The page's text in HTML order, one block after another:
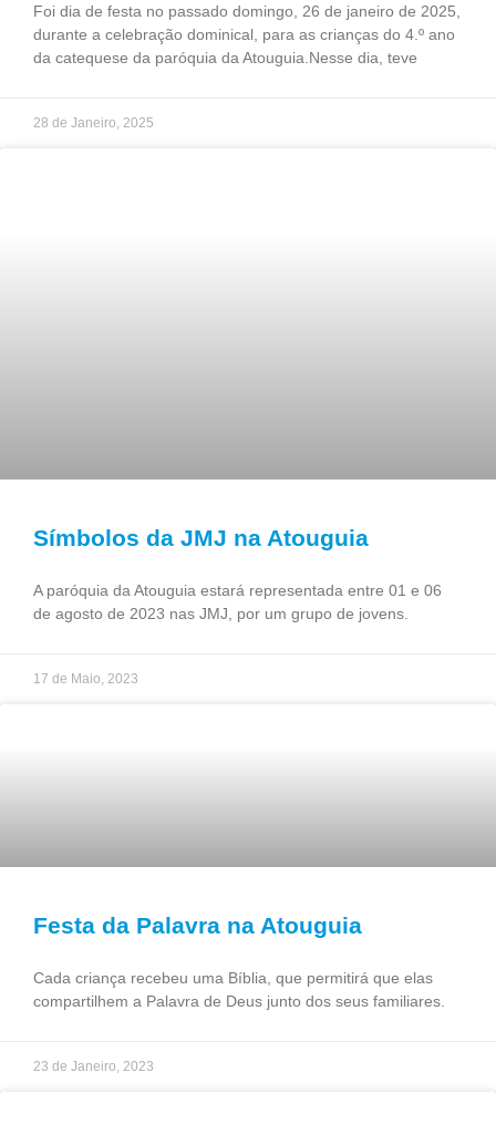
Foi dia de festa no passado domingo, 26 de janeiro de 2025,
durante a celebração dominical, para as crianças do 4.º ano
da catequese da paróquia da Atouguia.Nesse dia, teve
28 de Janeiro, 2025
Símbolos da JMJ na Atouguia
A paróquia da Atouguia estará representada entre 01 e 06
de agosto de 2023 nas JMJ, por um grupo de jovens.
17 de Maio, 2023
Festa da Palavra na Atouguia
Cada criança recebeu uma Bíblia, que permitirá que elas
compartilhem a Palavra de Deus junto dos seus familiares.
23 de Janeiro, 2023